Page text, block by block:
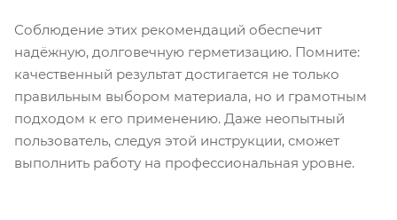
Соблюдение этих рекомендаций обеспечит
надёжную, долговечную герметизацию. Помните:
качественный результат достигается не только
правильным выбором материала, но и грамотным
подходом к его применению. Даже неопытный
пользователь, следуя этой инструкции, сможет
выполнить работу на профессиональная уровне.